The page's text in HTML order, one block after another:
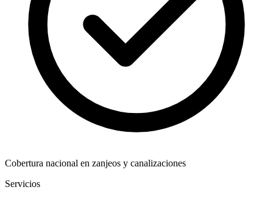
Cobertura nacional en zanjeos y canalizaciones
Servicios